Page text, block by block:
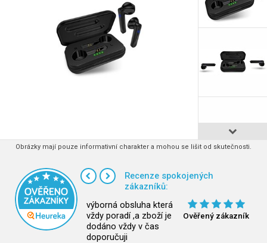
Obrázky mají pouze informativní charakter a mohou se lišit od skutečnosti.
Recenze spokojených
zákazníků:
výborná obsluha která
vždy poradí ,a zboží je
dodáno vždy v čas
doporučuji
Ověřený zákazník